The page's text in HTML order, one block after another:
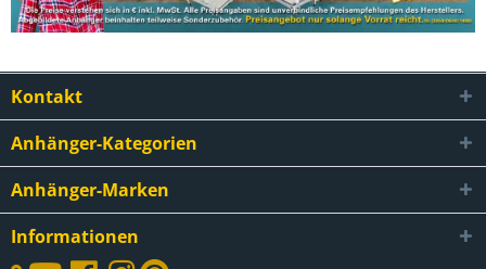
Kontakt
Anhänger-Kategorien
Anhänger-Marken
Informationen